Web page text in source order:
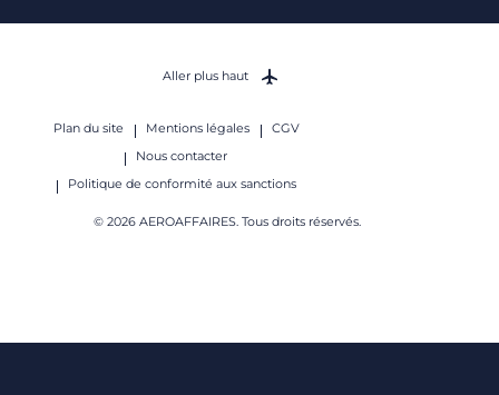
Plan du site Mentions légales
CGV
Nous contacter
Politique de conformité aux sanctions
© 2026 AEROAFFAIRES. Tous droits réservés.
Aller plus haut